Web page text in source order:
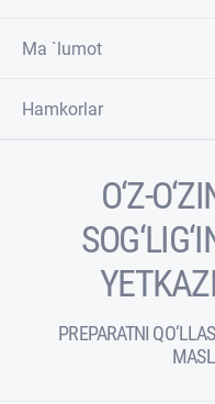
Ma `lumot
Hamkorlar
O‘Z-
PREPARATNI